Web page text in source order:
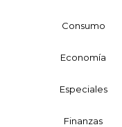
Consumo
Economía
Especiales
Finanzas